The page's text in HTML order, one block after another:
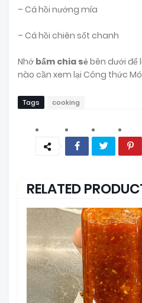
– Cá hồi nướng mía
– Cá hồi chiên sốt chanh
Nhớ bấm chia sẻbên dưới để
nào cần xem lại Công thức
Tags cooking
RELATED